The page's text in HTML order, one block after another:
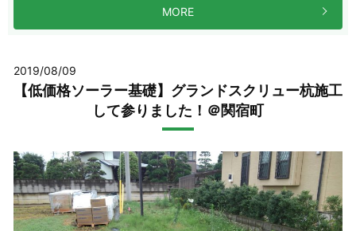
MORE
2019/08/09
【低価格ソーラー基礎】グランドスクリュー杭施工
して参りました！＠関宿町